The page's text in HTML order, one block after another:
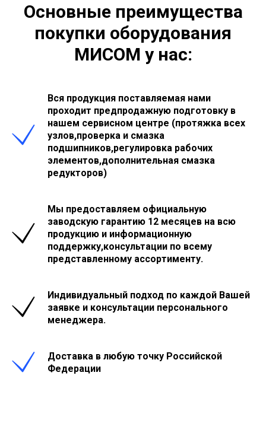
Основные преимущества
покупки оборудования
МИСОМ у нас:
Вся продукция поставляемая нами
проходит предпродажную подготовку в
нашем сервисном центре (протяжка всех
узлов,проверка и смазка
подшипников,регулировка рабочих
элементов,дополнительная смазка
редукторов)
Мы предоставляем официальную
заводскую гарантию 12 месяцев на всю
продукцию и информационную
поддержку,консультации по всему
представленному ассортименту.
Индивидуальный подход по каждой Вашей
заявке и консультации персонального
менеджера.
Доставка в любую точку Российской
Федерации